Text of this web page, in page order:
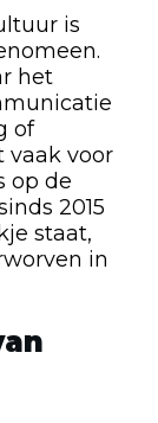
is
het
of
vaak voor
op de
2015
staat,
in